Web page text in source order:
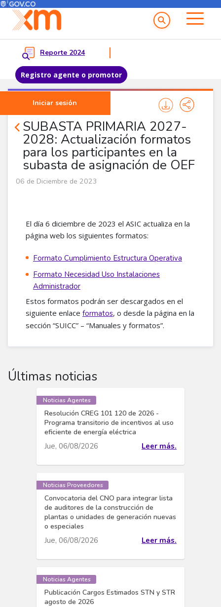
Pasar al contenido principal
Menú del Usuario
Reporte 2024
Registro agente o promotor
Iniciar sesión
Menu principal
SUBASTA PRIMARIA 2027-
2028: Actualización formatos
para los participantes en la
subasta de asignación de OEF
Noticias Agentes
06 de Diciembre de 2023
El día 6 diciembre de 2023 el ASIC actualiza en la
página web los siguientes formatos:
Formato Cumplimiento Estructura Operativa
Formato Necesidad Uso Instalaciones
Administrador
Estos formatos podrán ser descargados en el
siguiente enlace formatos, o desde la página en la
sección “SUICC” – “Manuales y formatos”.
Últimas noticias
Noticias Agentes
Resolución CREG 101 120 de 2026 -
Programa transitorio de incentivos al uso
eficiente de energía eléctrica
Jue, 06/08/2026 Leer más.
Noticias Proveedores
Convocatoria del CNO para integrar lista
de auditores de la construcción de
plantas o unidades de generación nuevas
o especiales
Jue, 06/08/2026 Leer más.
Noticias Agentes
Publicación Cargos Estimados STN y STR
agosto de 2026